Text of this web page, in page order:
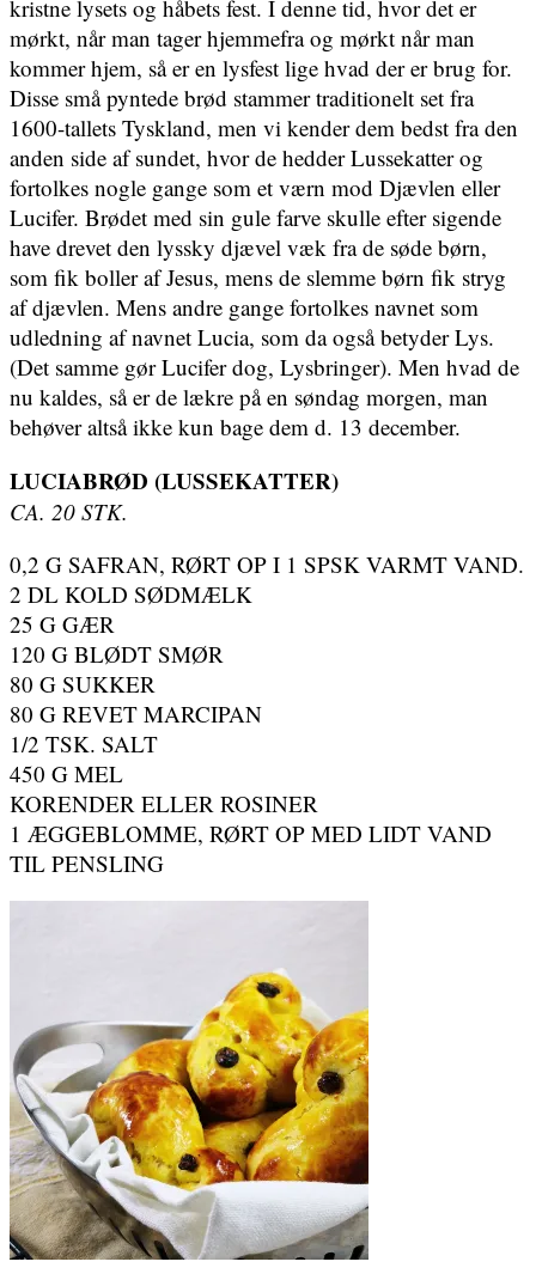
kristne lysets og håbets fest. I denne tid, hvor det er
mørkt, når man tager hjemmefra og mørkt når man
kommer hjem, så er en lysfest lige hvad der er brug for.
Disse små pyntede brød stammer traditionelt set fra
1600-tallets Tyskland, men vi kender dem bedst fra den
anden side af sundet, hvor de hedder Lussekatter og
fortolkes nogle gange som et værn mod Djævlen eller
Lucifer. Brødet med sin gule farve skulle efter sigende
have drevet den lyssky djævel væk fra de søde børn,
som fik boller af Jesus, mens de slemme børn fik stryg
af djævlen. Mens andre gange fortolkes navnet som
udledning af navnet Lucia, som da også betyder Lys.
(Det samme gør Lucifer dog, Lysbringer). Men hvad de
nu kaldes, så er de lækre på en søndag morgen, man
behøver altså ikke kun bage dem d. 13 december.
LUCIABRØD (LUSSEKATTER)
CA. 20 STK.
0,2 G SAFRAN, RØRT OP I 1 SPSK VARMT VAND.
2 DL KOLD SØDMÆLK
25 G GÆR
120 G BLØDT SMØR
80 G SUKKER
80 G REVET MARCIPAN
1/2 TSK. SALT
450 G MEL
KORENDER ELLER ROSINER
1 ÆGGEBLOMME, RØRT OP MED LIDT VAND
TIL PENSLING